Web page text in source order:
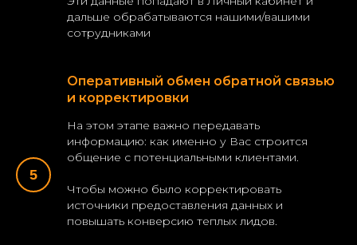
дальше обрабатываются нашими/вашими
сотрудниками
Оперативный обмен обратной связью
и корректировки
На этом этапе важно передавать
информацию: как именно у Вас строится
общение с потенциальными клиентами.
Чтобы можно было корректировать
источники предоставления данных и
повышать конверсию теплых лидов.